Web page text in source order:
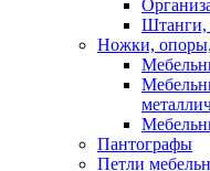
Штанги,
Ножки, опоры,
Пантографы
Петли